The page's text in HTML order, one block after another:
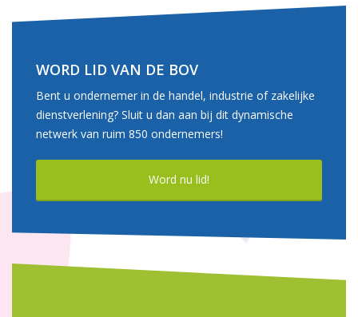
WORD LID VAN DE BOV
Bent u ondernemer in de handel, industrie of zakelijke
dienstverlening? Sluit u dan aan bij dit dynamische
netwerk van ruim 850 ondernemers!
Word nu lid!